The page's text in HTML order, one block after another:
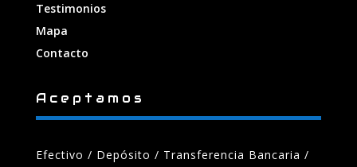
Testimonios
Mapa
Contacto
Aceptamos
Efectivo / Depósito / Transferencia Bancaria /